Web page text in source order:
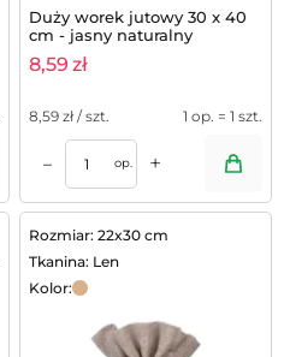
Duży worek jutowy 30 x 40
cm - jasny naturalny
8,59 zł
8,59 zł / szt. 1 op. = 1 szt.
– op. +
Rozmiar: 22x30 cm
Tkanina: Len
Kolor: